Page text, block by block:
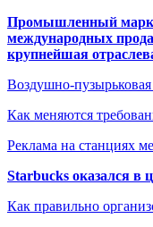
Промышленный
международных
крупнейшая
Воздушно-
Как меняются
Реклама на станциях
Starbucks оказался в
Как правильно